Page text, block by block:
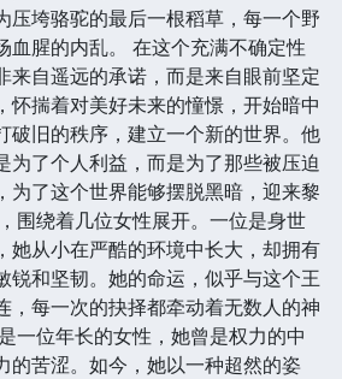
压垮骆驼的最后一根稻草，每一个野
血腥的内乱。 在这个充满不确定性
来自遥远的承诺，而是来自眼前坚定
怀揣着对美好未来的憧憬，开始暗中
破旧的秩序，建立一个新的世界。他
为了个人利益，而是为了那些被压迫
为了这个世界能够摆脱黑暗，迎来黎
围绕着几位女性展开。一位是身世
她从小在严酷的环境中长大，却拥有
锐和坚韧。她的命运，似乎与这个王
，每一次的抉择都牵动着无数人的神
一位年长的女性，她曾是权力的中
的苦涩。如今，她以一种超然的姿